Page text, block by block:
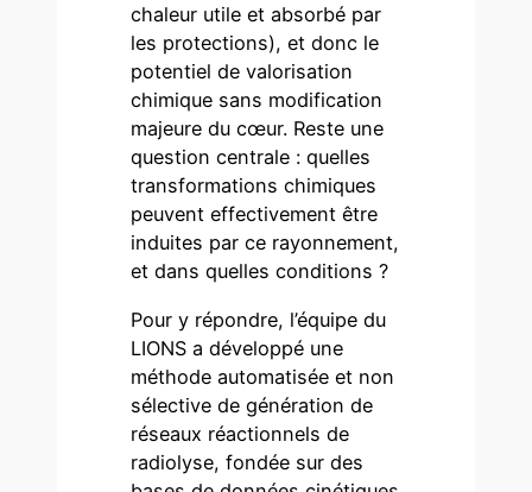
chaleur utile et absorbé par
les protections), et donc le
potentiel de valorisation
chimique sans modification
majeure du cœur. Reste une
question centrale : quelles
transformations chimiques
peuvent effectivement être
induites par ce rayonnement,
et dans quelles conditions ?
Pour y répondre, l’équipe du
LIONS a développé une
méthode automatisée et non
sélective de génération de
réseaux réactionnels de
radiolyse, fondée sur des